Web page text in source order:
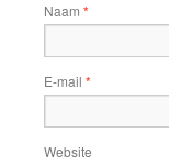
Naam *
E-mail *
Website